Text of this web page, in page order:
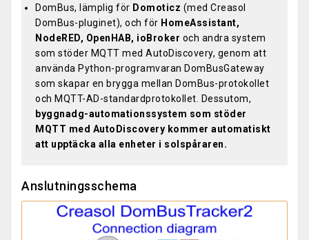
DomBus, lämplig för Domoticz (med Creasol
DomBus-pluginet), och för HomeAssistant,
NodeRED, OpenHAB, ioBroker och andra system
som stöder MQTT med AutoDiscovery, genom att
använda Python-programvaran DomBusGateway
som skapar en brygga mellan DomBus-protokollet
och MQTT-AD-standardprotokollet. Dessutom,
byggnadg-automationssystem som stöder
MQTT med AutoDiscovery kommer automatiskt
att upptäcka alla enheter i solspåraren.
Anslutningsschema